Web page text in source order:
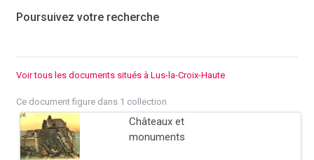
Poursuivez votre recherche
Voir tous les documents situés à Lus-la-Croix-Haute
Ce document figure dans 1 collection
Châteaux et
monuments